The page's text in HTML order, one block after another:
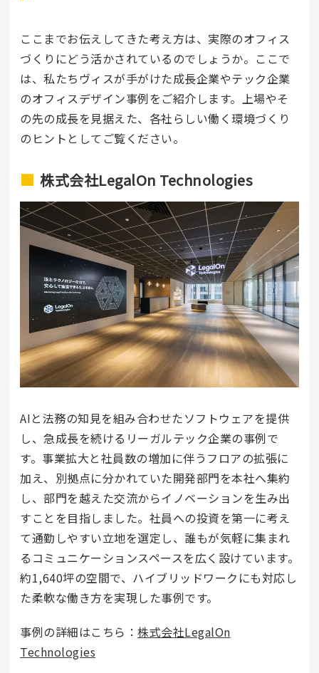
ここまでお伝えしてきた考え方は、実際のオフィス
づくりにどう活かされているのでしょうか。ここで
は、私たちヴィスが手がけた成長企業やテック企業
のオフィスデザイン事例をご紹介します。上場やそ
の先の成長を見据えた、各社らしい働く環境づくり
のヒントとしてご覧ください。
株式会社LegalOn Technologies
AIと法務の知見を組み合わせたソフトウェアを提供
し、急成長を続けるリーガルテック企業の事例で
す。事業拡大と社員数の増加に伴うフロアの拡張に
加え、別拠点に分かれていた開発部門を本社へ集約
し、部門を越えた交流からイノベーションを生み出
すことを目指しました。社員への投資を第一に考え
て通勤しやすい立地を選定し、誰もが気軽に集まれ
るコミュニケーションスペースを広く設けています。
約1,640坪の空間で、ハイブリッドワークにも対応し
た柔軟な働き方を実現した事例です。
事例の詳細はこちら： 株式会社LegalOn
Technologies